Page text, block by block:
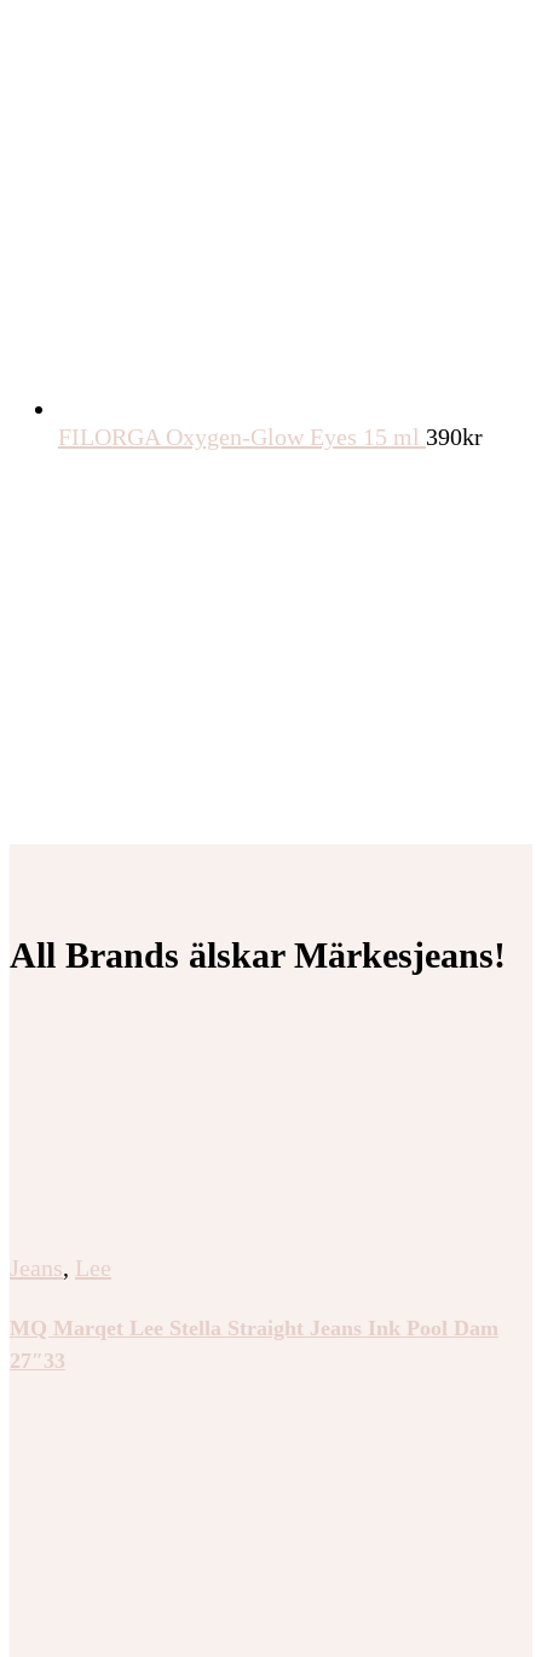
FILORGA Oxygen-Glow Eyes 15 ml 390kr
All Brands älskar Märkesjeans!
Jeans, Lee
MQ Marqet Lee Stella Straight Jeans Ink Pool Dam
27″33